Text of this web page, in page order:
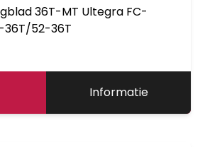
36T-MT Ultegra FC-
36T/52-36T
Informatie